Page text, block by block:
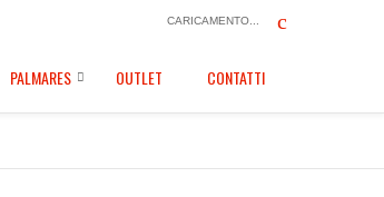
CARICAMENTO...
PALMARES OUTLET CONTATTI